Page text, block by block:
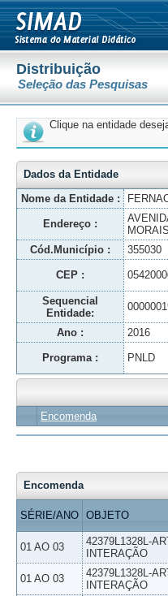
Distribuição
Seleção das Pesquisas
Clique na entidade
Dados da Entidade
Nome da Entidade :
Endereço :
MORAIS
Cód.Município : 355030
CEP :
Sequencial
Entidade:
Ano : 2016
Programa : PNLD
Encomenda
Encomenda
SÉRIE/ANO OBJETO
01 AO 03
42379L1328L-
INTERAÇÃO
01 AO 03
42379L1328L-
INTERAÇÃO